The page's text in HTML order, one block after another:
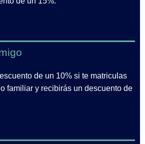
de un 10% si te matriculas
familiar y recibirás un descuento de